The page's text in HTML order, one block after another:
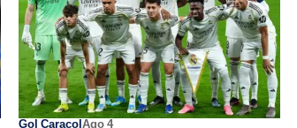
Gol CaracolAgo 4